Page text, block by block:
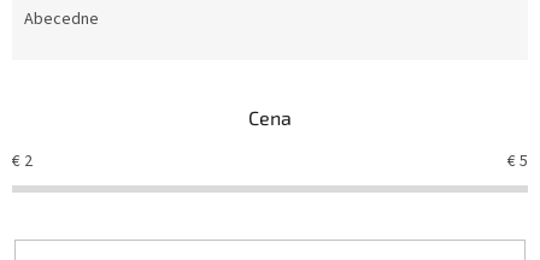
r
o
u
Abecedne
Cena
€ 2 €5